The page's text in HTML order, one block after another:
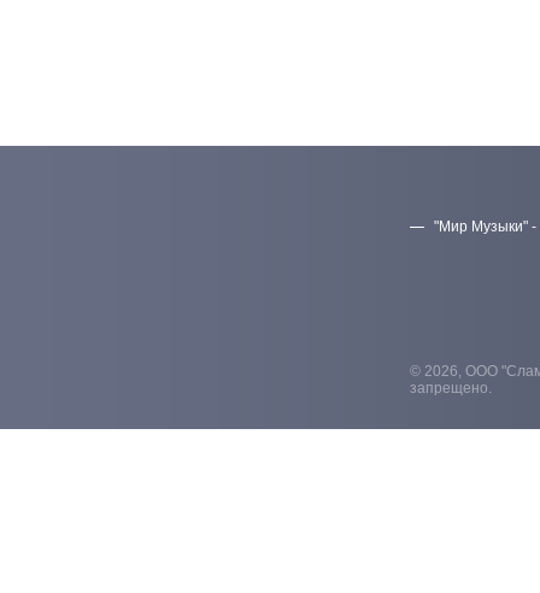
"Мир Музыки" -
© 2026, ООО
запрещено.